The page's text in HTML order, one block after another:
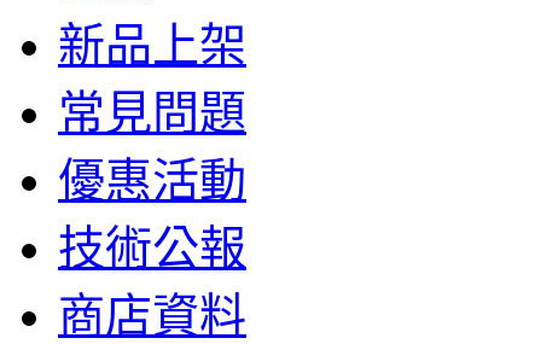
新品上架
常見問題
優惠活動
技術公報
商店資料